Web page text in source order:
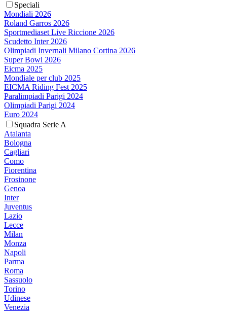
Speciali
Mondiali 2026
Roland Garros 2026
Sportmediaset Live Riccione 2026
Scudetto Inter 2026
Olimpiadi Invernali Milano Cortina 2026
Super Bowl 2026
Eicma 2025
Mondiale per club 2025
EICMA Riding Fest 2025
Paralimpiadi Parigi 2024
Olimpiadi Parigi 2024
Euro 2024
Squadra Serie A
Atalanta
Bologna
Cagliari
Como
Fiorentina
Frosinone
Genoa
Inter
Juventus
Lazio
Lecce
Milan
Monza
Napoli
Parma
Roma
Sassuolo
Torino
Udinese
Venezia